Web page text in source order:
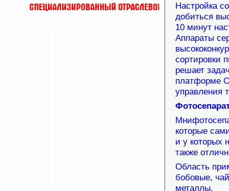
Настройка
добиться
10 минут
Аппараты
сортировки
решает
платформе
управления
которые
и у которых
также
Область
бобовые,
металлы.